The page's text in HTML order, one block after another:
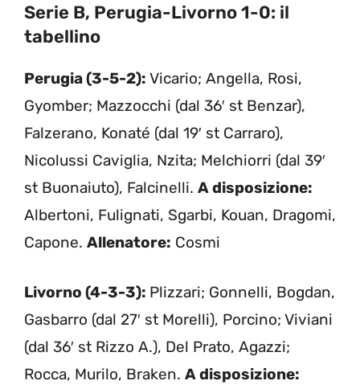
Serie B, Perugia-Livorno 1-0: il
tabellino
Perugia (3-5-2): Vicario; Angella, Rosi,
Gyomber; Mazzocchi (dal 36′ st Benzar),
Falzerano, Konaté (dal 19′ st Carraro),
Nicolussi Caviglia, Nzita; Melchiorri (dal 39′
st Buonaiuto), Falcinelli. A disposizione:
Albertoni, Fulignati, Sgarbi, Kouan, Dragomi,
Capone. Allenatore: Cosmi
Livorno (4-3-3): Plizzari; Gonnelli, Bogdan,
Gasbarro (dal 27′ st Morelli), Porcino; Viviani
(dal 36′ st Rizzo A.), Del Prato, Agazzi;
Rocca, Murilo, Braken. A disposizione: